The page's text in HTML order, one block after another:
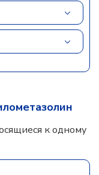
к одному